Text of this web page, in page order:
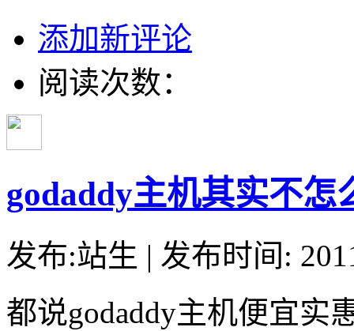
添加新评论
阅读次数：
godaddy主机其实不怎
发布:站生 | 发布时间:
都说godaddy主机便宜实